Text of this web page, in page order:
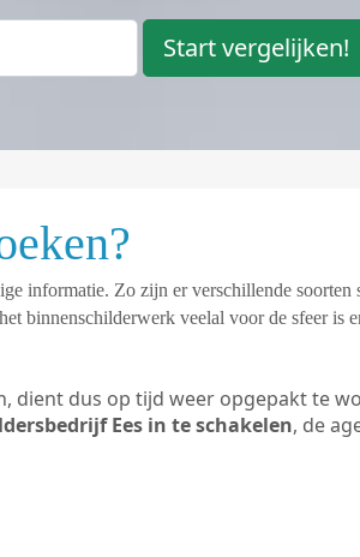
Start vergelijken!
informatie. Zo zijn er verschillende soorten
binnenschilderwerk veelal voor de sfeer is
dient dus op tijd weer opgepakt te
Ees in te schakelen, de